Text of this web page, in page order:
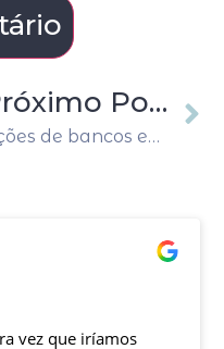
Próximo Post
Ações de bancos europeus sofrem maior queda em um ano, apesar de resgate do SVB
vez que iríamos